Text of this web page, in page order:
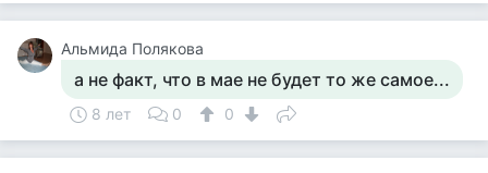
Альмида Полякова
а не факт, что в мае не будет то же самое...
8 лет 0 0